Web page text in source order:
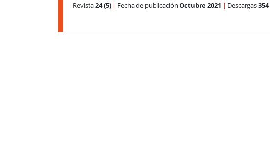
Revista24 (5) | Fecha de publicación Octubre 2021 | Descargas354